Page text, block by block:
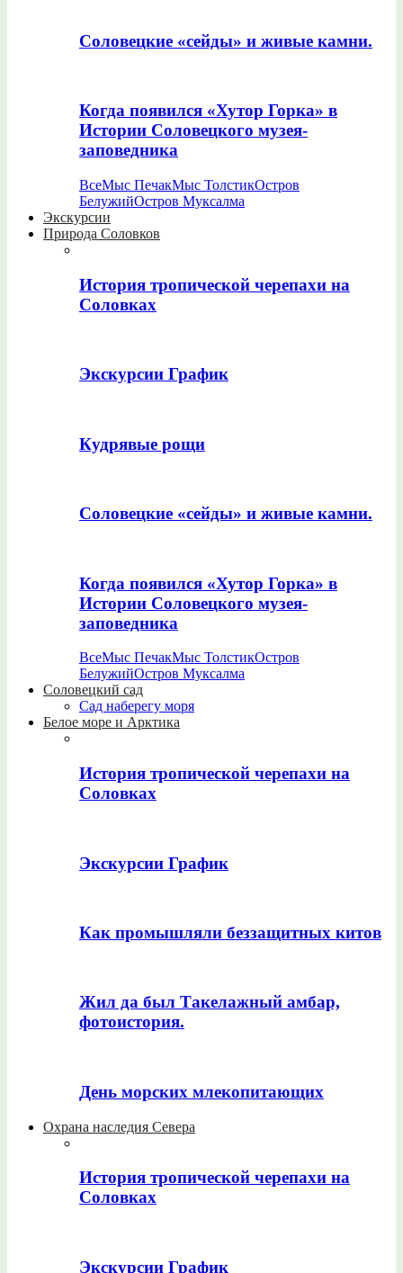
Соловецкие «сейды» и живые камни.
Когда появился «Хутор Горка» в
Истории Соловецкого музея-
заповедника
ВсеМыс ПечакМыс ТолстикОстров
БелужийОстров Муксалма
Экскурсии
Природа Соловков
История тропической черепахи на
Соловках
Экскурсии График
Кудрявые рощи
Соловецкие «сейды» и живые камни.
Когда появился «Хутор Горка» в
Истории Соловецкого музея-
заповедника
ВсеМыс ПечакМыс ТолстикОстров
БелужийОстров Муксалма
Соловецкий сад
Сад наберегу моря
Белое море и Арктика
История тропической черепахи на
Соловках
Экскурсии График
Как промышляли беззащитных китов
Жил да был Такелажный амбар,
фотоистория.
День морских млекопитающих
Охрана наследия Севера
История тропической черепахи на
Соловках
Экскурсии График